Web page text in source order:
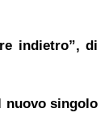
indietro”, di
nuovo singolo